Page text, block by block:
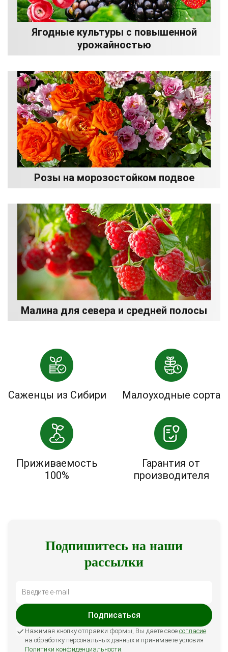
Ягодные культуры с повышенной
урожайностью
Розы на морозостойком подвое
Малина для севера и средней полосы
Саженцы из Сибири Малоуходные сорта
Приживаемость
100%
Гарантия от
производителя
Подпишитесь на наши
рассылки
Подписаться
Нажимая кнопку отправки формы, Вы даете свое согласие
на обработку персональных данных и принимаете условия
Политики конфиденциальности.